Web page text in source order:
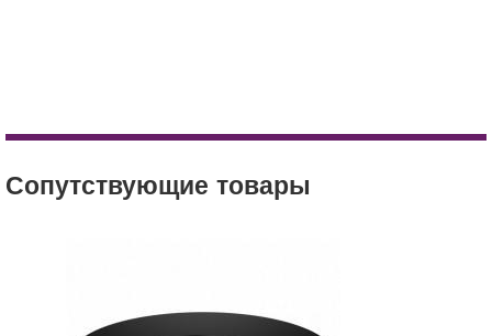
кофе
доставка
металлик
Кашпо LECHUZA CLASSICO Ярко-красный
Сопутствующие товары